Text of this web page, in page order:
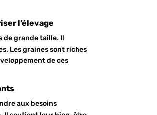
l’élevage
de grande taille. Il
Les graines sont riches
de ces
aux besoins